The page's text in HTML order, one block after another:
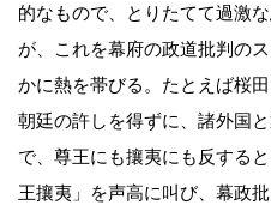
的なもので、とりたてて過激
が、これを幕府の政道批判の
かに熱を帯びる。たとえば桜
朝廷の許しを得ずに、諸外国
で、尊王にも攘夷にも反する
王攘夷」を声高に叫び、幕政